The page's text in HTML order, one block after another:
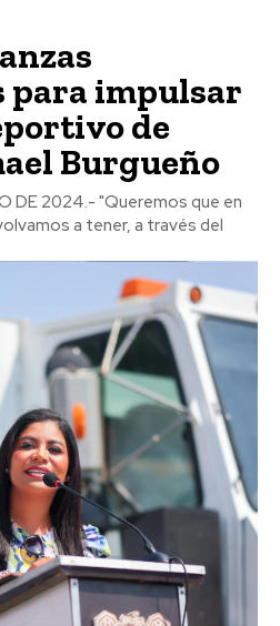
para impulsar
de
Burgueño
DE 2024.- "Queremos que en
a tener, a través del